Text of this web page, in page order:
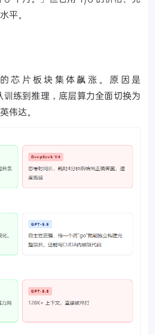
平。
芯片板块集体飙涨。原因是
练到推理，底层算力全面切换为
伟达。